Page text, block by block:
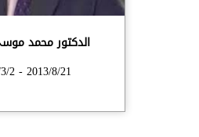
الدكتور محمد
2013/8/21 - 2015/3/2